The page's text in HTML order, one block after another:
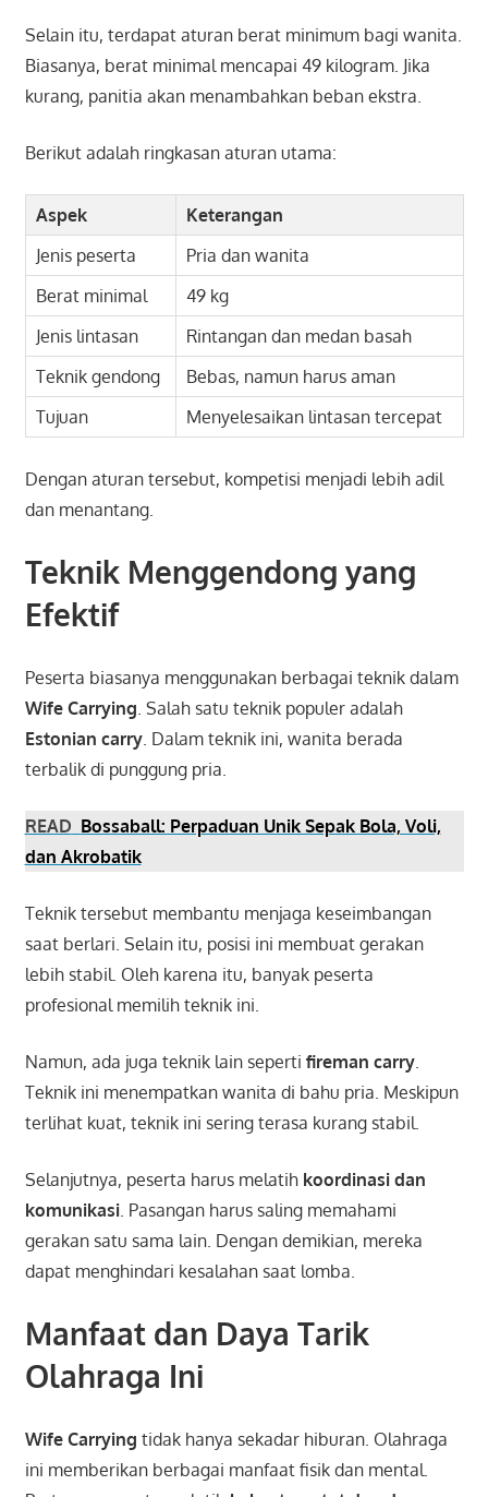
Selain itu, terdapat aturan berat minimum bagi wanita.
Biasanya, berat minimal mencapai 49 kilogram. Jika
kurang, panitia akan menambahkan beban ekstra.
Berikut adalah ringkasan aturan utama:
Aspek
Keterangan
Jenis peserta
Pria dan wanita
Berat minimal
49 kg
Jenis lintasan
Rintangan dan medan basah
Teknik gendong
Bebas, namun harus aman
Tujuan
Menyelesaikan lintasan tercepat
Dengan aturan tersebut, kompetisi menjadi lebih adil
dan menantang.
Teknik Menggendong yang
Efektif
Peserta biasanya menggunakan berbagai teknik dalam
Wife Carrying. Salah satu teknik populer adalah
Estonian carry. Dalam teknik ini, wanita berada
terbalik di punggung pria.
READ Bossaball: Perpaduan Unik Sepak Bola, Voli,
dan Akrobatik
Teknik tersebut membantu menjaga keseimbangan
saat berlari. Selain itu, posisi ini membuat gerakan
lebih stabil. Oleh karena itu, banyak peserta
profesional memilih teknik ini.
Namun, ada juga teknik lain seperti fireman carry.
Teknik ini menempatkan wanita di bahu pria. Meskipun
terlihat kuat, teknik ini sering terasa kurang stabil.
Selanjutnya, peserta harus melatih koordinasi dan
komunikasi. Pasangan harus saling memahami
gerakan satu sama lain. Dengan demikian, mereka
dapat menghindari kesalahan saat lomba.
Manfaat dan Daya Tarik
Olahraga Ini
Wife Carrying tidak hanya sekadar hiburan. Olahraga
ini memberikan berbagai manfaat fisik dan mental.